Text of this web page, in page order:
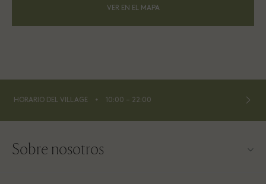
VER EN EL MAPA
HORARIO DEL VILLAGE ⬩ 10:00 – 22:00
Sobre nosotros